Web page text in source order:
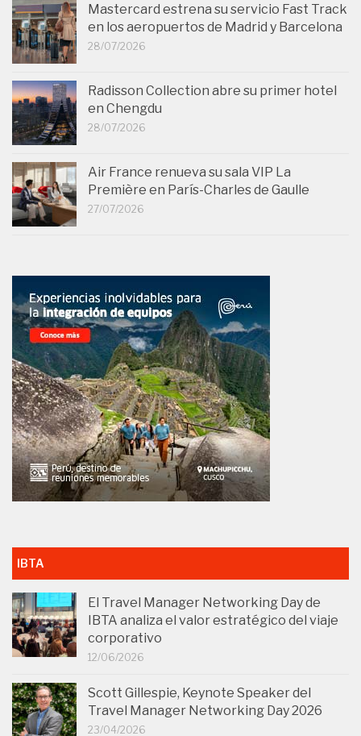
Mastercard estrena su servicio Fast Track
en los aeropuertos de Madrid y Barcelona
28/07/2026
Radisson Collection abre su primer hotel
en Chengdu
28/07/2026
Air France renueva su sala VIP La
Première en París-Charles de Gaulle
27/07/2026
IBTA
El Travel Manager Networking Day de
IBTA analiza el valor estratégico del viaje
corporativo
12/06/2026
Scott Gillespie, Keynote Speaker del
Travel Manager Networking Day 2026
23/04/2026